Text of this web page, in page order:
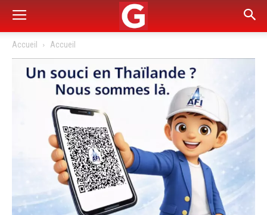
Accueil Accueil